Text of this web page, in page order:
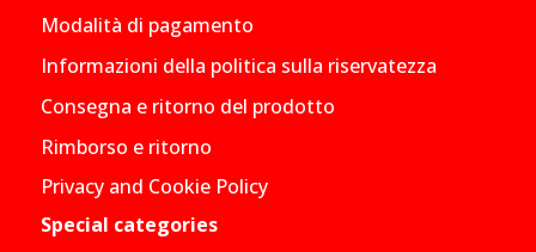
Modalità di pagamento
Informazioni della politica sulla riservatezza
Consegna e ritorno del prodotto
Rimborso e ritorno
Privacy and Cookie Policy
Special categories